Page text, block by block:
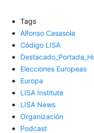
Tags
Alfonso Casasola
Código LISA
Elecciones Europeas
Europa
LISA Institute
LISA News
Organización
Podcast